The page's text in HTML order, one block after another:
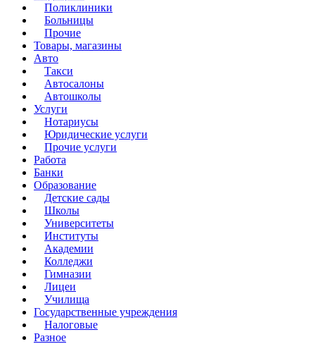
Поликлиники
Больницы
Прочие
Товары, магазины
Авто
Такси
Автосалоны
Автошколы
Услуги
Нотариусы
Юридические услуги
Прочие услуги
Работа
Банки
Образование
Детские сады
Школы
Университеты
Институты
Академии
Колледжи
Гимназии
Лицеи
Училища
Государственные учреждения
Налоговые
Разное